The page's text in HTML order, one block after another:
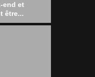
end et
être...